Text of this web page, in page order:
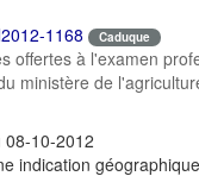
1168
Caduque
offertes à l'examen
ministère de
08-10-2012
indication